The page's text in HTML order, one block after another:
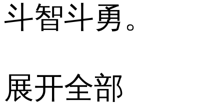
斗智斗勇。
展开全部